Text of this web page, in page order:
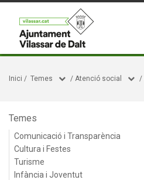
Inici / Temes / Atenció social /
Temes
Comunicació i Transparència
Cultura i Festes
Turisme
Infància i Joventut